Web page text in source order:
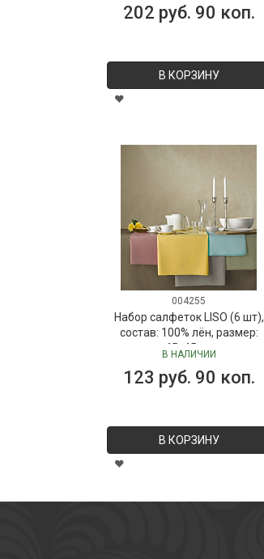
202 руб. 90 коп.
В КОРЗИНУ
004255
Набор салфеток LISO (6 шт),
состав: 100% лён, размер:
45х45 см
В НАЛИЧИИ
123 руб. 90 коп.
В КОРЗИНУ